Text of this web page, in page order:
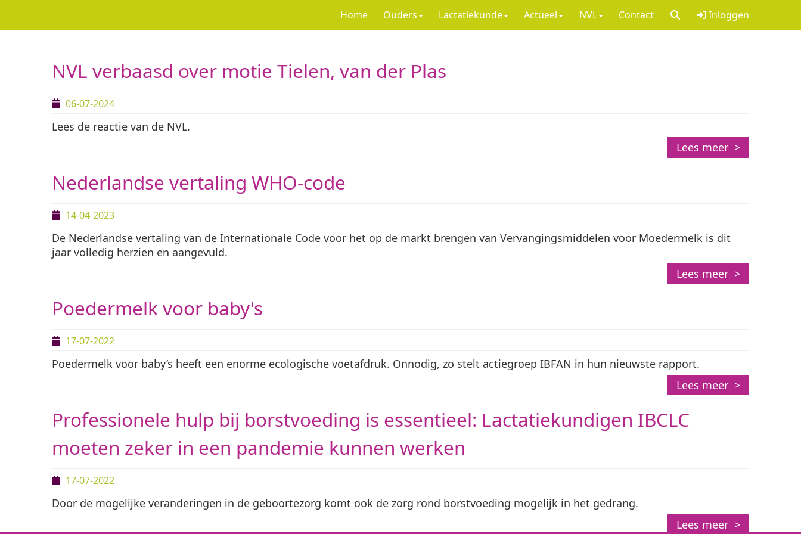
Home Ouders Lactatiekunde Actueel NVL Contact Inloggen
NVL verbaasd over motie Tielen, van der Plas
06-07-2024
Lees de reactie van de NVL.
Lees meer >
Nederlandse vertaling WHO-code
14-04-2023
De Nederlandse vertaling van de Internationale Code voor het op de markt brengen van Vervangingsmiddelen voor Moedermelk is dit
jaar volledig herzien en aangevuld.
Lees meer >
Poedermelk voor baby's
17-07-2022
Poedermelk voor baby’s heeft een enorme ecologische voetafdruk. Onnodig, zo stelt actiegroep IBFAN in hun nieuwste rapport.
Lees meer >
Professionele hulp bij borstvoeding is essentieel: Lactatiekundigen IBCLC
moeten zeker in een pandemie kunnen werken
17-07-2022
Door de mogelijke veranderingen in de geboortezorg komt ook de zorg rond borstvoeding mogelijk in het gedrang.
Lees meer >